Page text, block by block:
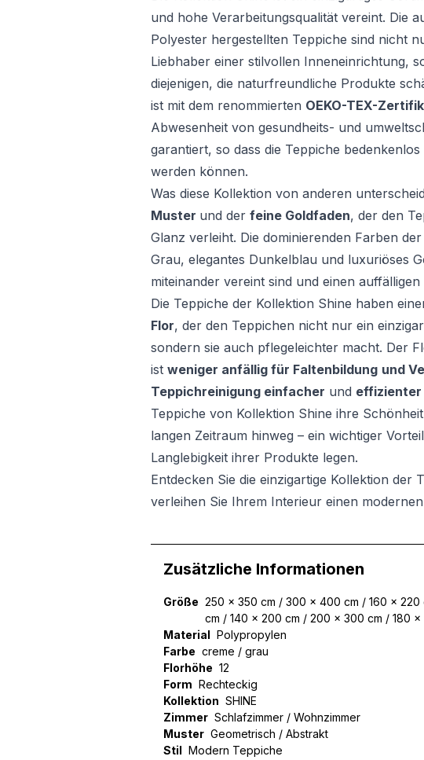
und hohe Verarbeitungsqualität vereint. Die
Polyester hergestellten Teppiche sind nicht
Liebhaber einer stilvollen Inneneinrichtung,
diejenigen, die naturfreundliche Produkte
ist mit dem renommierten OEKO-TEX-
Abwesenheit von gesundheits- und
garantiert, so dass die Teppiche
werden können.
Was diese Kollektion von anderen
Muster und der feine Goldfaden, der den
Glanz verleiht. Die dominierenden Farben
Grau, elegantes Dunkelblau und luxuriöses
miteinander vereint sind und einen
Die Teppiche der Kollektion Shine haben
Flor, der den Teppichen nicht nur ein
sondern sie auch pflegeleichter macht. Der
ist weniger anfällig für Faltenbildung und
Teppichreinigung einfacher und effizienter
Teppiche von Kollektion Shine ihre
langen Zeitraum hinweg – ein wichtiger
Langlebigkeit ihrer Produkte legen.
Entdecken Sie die einzigartige Kollektion der
verleihen Sie Ihrem Interieur einen
Zusätzliche Informationen
Größe 250 x 350 cm / 300 x 400 cm / 160 x 220
cm / 140 x 200 cm / 200 x 300 cm / 180 x
Material Polypropylen
Farbe creme / grau
Florhöhe 12
Form Rechteckig
Kollektion SHINE
Zimmer Schlafzimmer / Wohnzimmer
Muster Geometrisch / Abstrakt
Stil Modern Teppiche